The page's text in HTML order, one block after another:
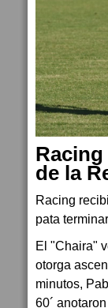
de la
Racing
pata
El "Chaira"
otorga
minutos,
60´